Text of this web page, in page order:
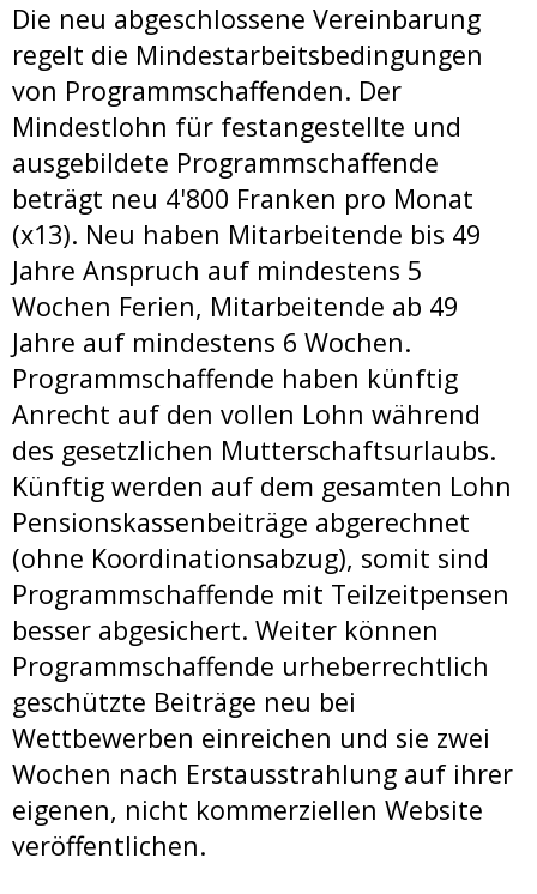
Die neu abgeschlossene Vereinbarung
regelt die Mindestarbeitsbedingungen
von Programmschaffenden. Der
Mindestlohn für festangestellte und
ausgebildete Programmschaffende
beträgt neu 4'800 Franken pro Monat
(x13). Neu haben Mitarbeitende bis 49
Jahre Anspruch auf mindestens 5
Wochen Ferien, Mitarbeitende ab 49
Jahre auf mindestens 6 Wochen.
Programmschaffende haben künftig
Anrecht auf den vollen Lohn während
des gesetzlichen Mutterschaftsurlaubs.
Künftig werden auf dem gesamten Lohn
Pensionskassenbeiträge abgerechnet
(ohne Koordinationsabzug), somit sind
Programmschaffende mit Teilzeitpensen
besser abgesichert. Weiter können
Programmschaffende urheberrechtlich
geschützte Beiträge neu bei
Wettbewerben einreichen und sie zwei
Wochen nach Erstausstrahlung auf ihrer
eigenen, nicht kommerziellen Website
veröffentlichen.